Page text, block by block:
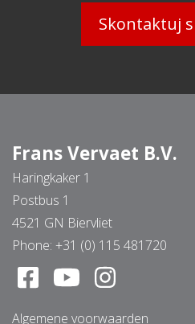
Skontaktuj
Frans Vervaet B.V.
Haringkaker 1
Postbus 1
4521 GN Biervliet
Phone: +31 (0) 115 481720
Algemene voorwaarden